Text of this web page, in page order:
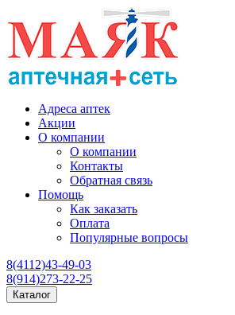
Адреса аптек
Акции
О компании
О компании
Контакты
Обратная связь
Помощь
Как заказать
Оплата
Популярные вопросы
8(4112)43-49-03
8(914)273-22-25
Каталог